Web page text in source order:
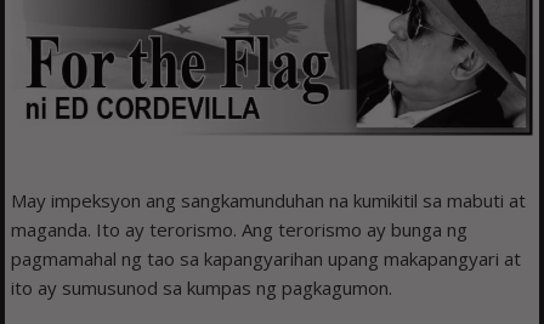
May impeksyon ang sangkamunduhan na kumikitil sa mabuti at
maganda. Ito ay tero­rismo. Ang terorismo ay bunga ng
pagmamahal ng tao sa kapangyarihan upang makapangyari at
ito ay sumusunod sa kumpas ng pagkagumon.